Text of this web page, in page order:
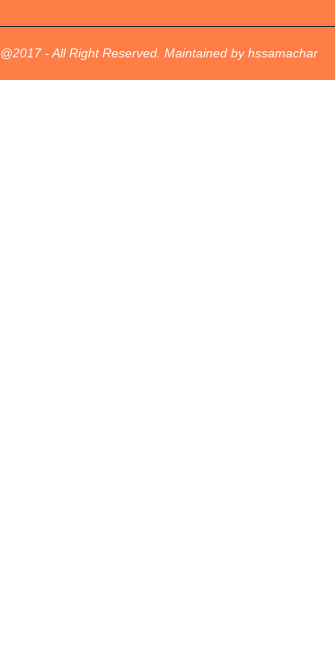
@2017 - All Right Reserved. Maintained by hssamachar